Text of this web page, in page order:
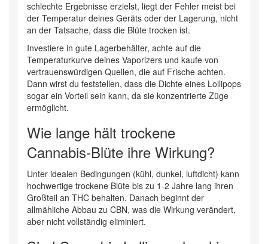
schlechte Ergebnisse erzielst, liegt der Fehler meist bei
der Temperatur deines Geräts oder der Lagerung, nicht
an der Tatsache, dass die Blüte trocken ist.
Investiere in gute Lagerbehälter, achte auf die
Temperaturkurve deines Vaporizers und kaufe von
vertrauenswürdigen Quellen, die auf Frische achten.
Dann wirst du feststellen, dass die Dichte eines Lollipops
sogar ein Vorteil sein kann, da sie konzentrierte Züge
ermöglicht.
Wie lange hält trockene
Cannabis-Blüte ihre Wirkung?
Unter idealen Bedingungen (kühl, dunkel, luftdicht) kann
hochwertige trockene Blüte bis zu 1-2 Jahre lang ihren
Großteil an THC behalten. Danach beginnt der
allmähliche Abbau zu CBN, was die Wirkung verändert,
aber nicht vollständig eliminiert.